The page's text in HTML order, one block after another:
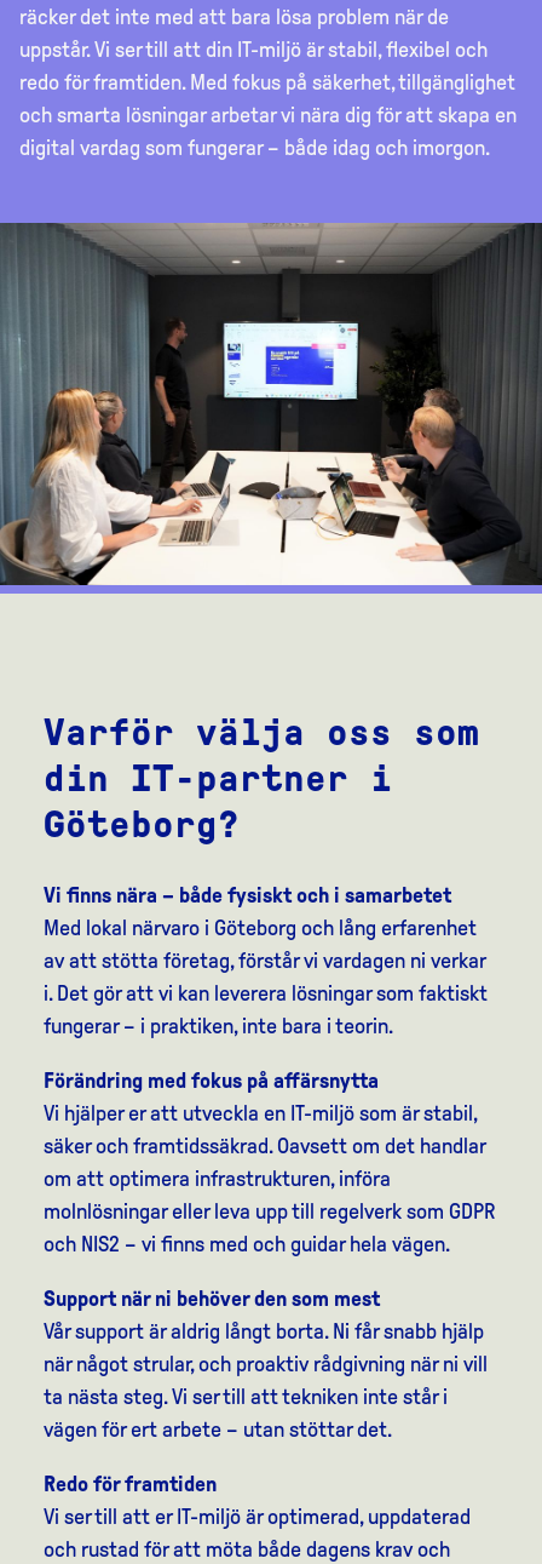
räcker det inte med att bara lösa problem när de
uppstår. Vi ser till att din IT-miljö är stabil, flexibel och
redo för framtiden. Med fokus på säkerhet, tillgänglighet
och smarta lösningar arbetar vi nära dig för att skapa en
digital vardag som fungerar – både idag och imorgon.
Varför välja oss som
din IT-partner i
Göteborg?
Vi finns nära – både fysiskt och i samarbetet
Med lokal närvaro i Göteborg och lång erfarenhet
av att stötta företag, förstår vi vardagen ni verkar
i. Det gör att vi kan leverera lösningar som faktiskt
fungerar – i praktiken, inte bara i teorin.
Förändring med fokus på affärsnytta
Vi hjälper er att utveckla en IT-miljö som är stabil,
säker och framtidssäkrad. Oavsett om det handlar
om att optimera infrastrukturen, införa
molnlösningar eller leva upp till regelverk som GDPR
och NIS2 – vi finns med och guidar hela vägen.
Support när ni behöver den som mest
Vår support är aldrig långt borta. Ni får snabb hjälp
när något strular, och proaktiv rådgivning när ni vill
ta nästa steg. Vi ser till att tekniken inte står i
vägen för ert arbete – utan stöttar det.
Redo för framtiden
Vi ser till att er IT-miljö är optimerad, uppdaterad
och rustad för att möta både dagens krav och